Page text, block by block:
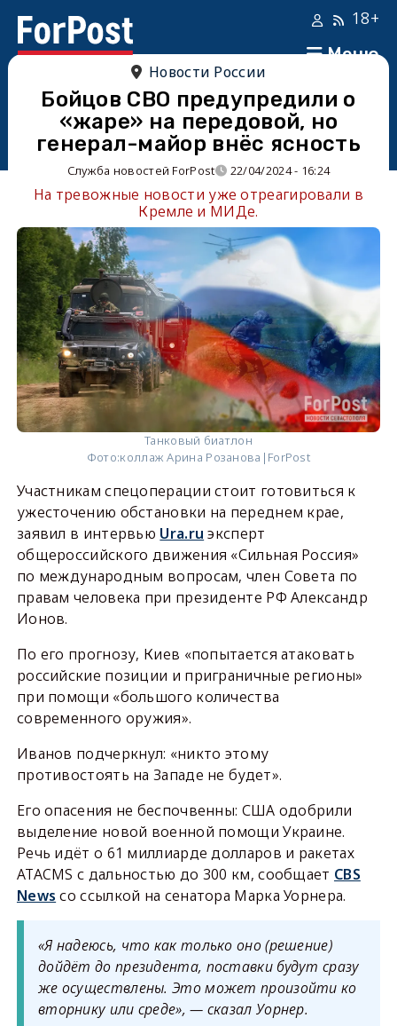
Меню
18+
Новости России
Бойцов СВО предупредили о
«жаре» на передовой, но
генерал-майор внёс ясность
Служба новостей ForPost 22/04/2024 - 16:24
На тревожные новости уже отреагировали в
Кремле и МИДе.
Танковый биатлон
Фото:коллаж Арина Розанова|ForPost
Участникам спецоперации стоит готовиться к
ужесточению обстановки на переднем крае,
заявил в интервью Ura.ru эксперт
общероссийского движения «Сильная Россия»
по международным вопросам, член Совета по
правам человека при президенте РФ Александр
Ионов.
По его прогнозу, Киев «попытается атаковать
российские позиции и приграничные регионы»
при помощи «большого количества
современного оружия».
Иванов подчеркнул: «никто этому
противостоять на Западе не будет».
Его опасения не беспочвенны: США одобрили
выделение новой военной помощи Украине.
Речь идёт о 61 миллиарде долларов и ракетах
ATACMS с дальностью до 300 км, сообщает CBS
News со ссылкой на сенатора Марка Уорнера.
«Я надеюсь, что как только оно (решение)
дойдёт до президента, поставки будут сразу
же осуществлены. Это может произойти ко
вторнику или среде», — сказал Уорнер.